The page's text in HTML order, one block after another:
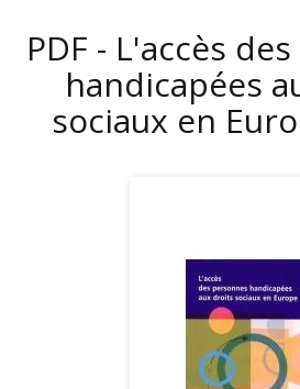
PDF - L'accès
handicapées
sociaux en